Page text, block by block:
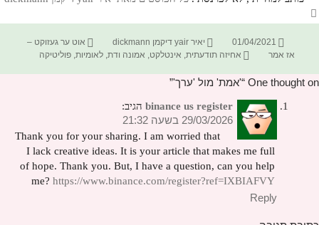
פורסם
בתאריך
01/04/2021 מחבר
יאיר yair דיקמן dickmann קטגוריות
אוט ער געזוקט –
אז אמר
תגיות
אחיזה תודעתית, אינטלקט, אמונה ודת,לאומיות,פוליטיקה
One thought on “'אמת' מול 'ערך'”
binance us register הגיב:
29/03/2026 בשעה 21:32
Thank you for your sharing. I am worried that
I lack creative ideas. It is your article that makes me full
of hope. Thank you. But, I have a question, can you help
me? https://www.binance.com/register?ref=IXBIAFVY
Reply